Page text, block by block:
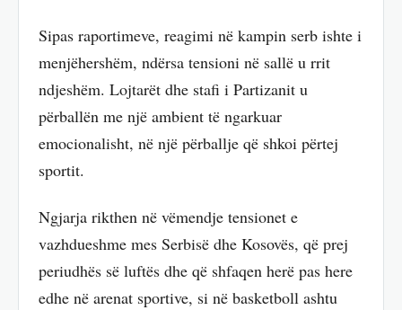
Sipas raportimeve, reagimi në kampin serb ishte i
menjëhershëm, ndërsa tensioni në sallë u rrit
ndjeshëm. Lojtarët dhe stafi i Partizanit u
përballën me një ambient të ngarkuar
emocionalisht, në një përballje që shkoi përtej
sportit.
Ngjarja rikthen në vëmendje tensionet e
vazhdueshme mes Serbisë dhe Kosovës, që prej
periudhës së luftës dhe që shfaqen herë pas here
edhe në arenat sportive, si në basketboll ashtu